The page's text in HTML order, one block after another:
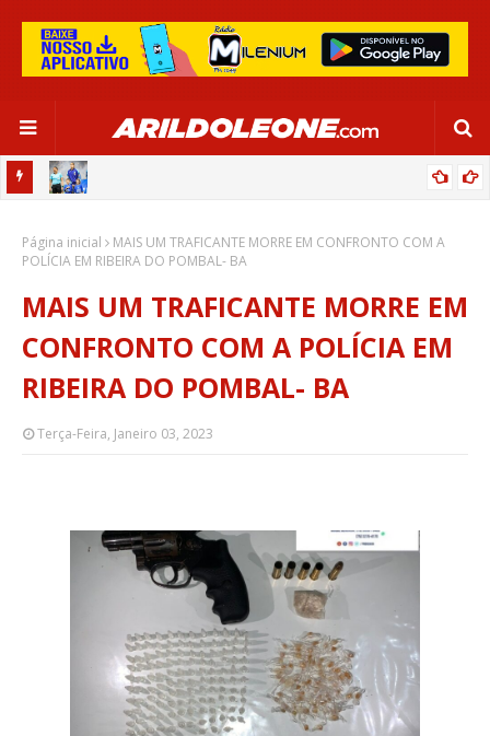
SALVADOR
Página inicial
MAIS UM TRAFICANTE MORRE EM CONFRONTO COM A
POLÍCIA EM RIBEIRA DO POMBAL- BA
MAIS UM TRAFICANTE MORRE EM
CONFRONTO COM A POLÍCIA EM
RIBEIRA DO POMBAL- BA
Terça-Feira, Janeiro 03, 2023